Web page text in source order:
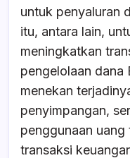
untuk penyaluran
itu, antara lain,
meningkatkan
pengelolaan dana
menekan
penyimpangan,
penggunaan uang
transaksi